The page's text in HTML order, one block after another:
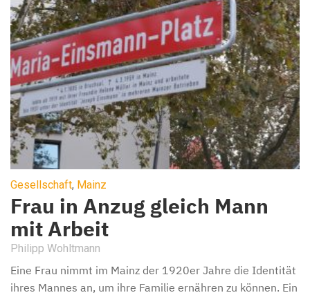
Gesellschaft, Mainz
Frau in Anzug gleich Mann
mit Arbeit
Philipp Wohltmann
Eine Frau nimmt im Mainz der 1920er Jahre die Identität
ihres Mannes an, um ihre Familie ernähren zu können. Ein